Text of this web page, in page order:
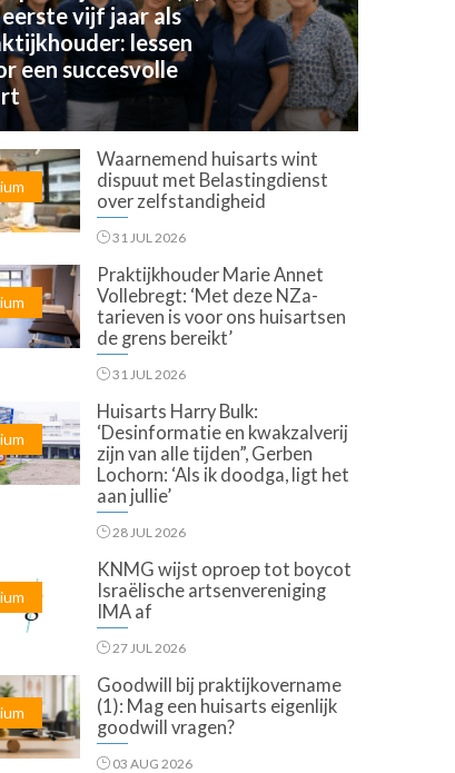
vijf jaar als
lessen
een succesvolle
Waarnemend huisarts wint
dispuut met Belastingdienst
over zelfstandigheid
31 JUL 2026
Praktijkhouder Marie Annet
Vollebregt: ‘Met deze NZa-
tarieven is voor ons huisartsen
de grens bereikt’
31 JUL 2026
Huisarts Harry Bulk:
‘Desinformatie en kwakzalverij
zijn van alle tijden”, Gerben
Lochorn: ‘Als ik doodga, ligt het
aan jullie’
28 JUL 2026
KNMG wijst oproep tot boycot
Israëlische artsenvereniging
IMA af
27 JUL 2026
Goodwill bij praktijkovername
(1): Mag een huisarts eigenlijk
goodwill vragen?
03 AUG 2026